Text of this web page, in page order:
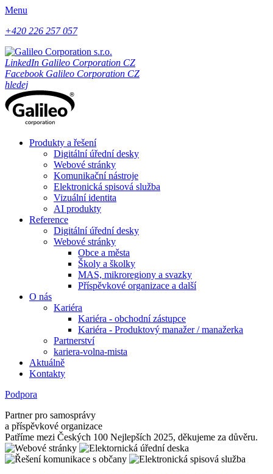
Menu
+420 226 257 057
LinkedIn Galileo Corporation CZ
Facebook Galileo Corporation CZ
hledej
Produkty a řešení
Digitální úřední desky
Webové stránky
Komunikační nástroje
Elektronická spisová služba
Vizuální identita
AI produkty
Reference
Digitální úřední desky
Webové stránky
Obce a města
Školy a školky
MAS, mikroregiony a svazky
Příspěvkové organizace a další
O nás
Kariéra
Kariéra - obchodní zástupce
Kariéra - Produktový manažer / manažerka
Partnerství
kariera-volna-mista
Aktuálně
Kontakty
Podpora
Partner pro samosprávy
a příspěvkové organizace
Patříme mezi Českých 100 Nejlepších 2025, děkujeme za důvěru.